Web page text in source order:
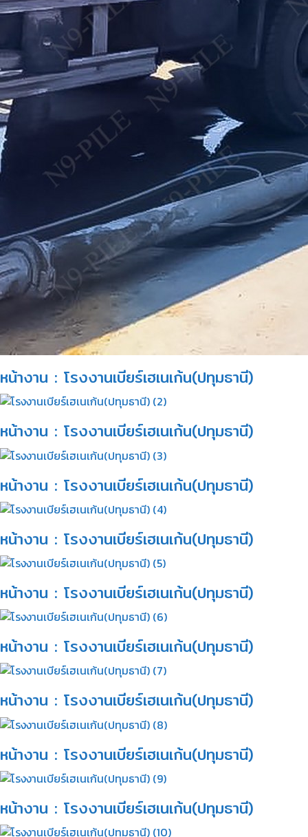
หน้างาน : โรงงานเบียร์เฮเนเก้น(ปทุมธานี)​
หน้างาน : โรงงานเบียร์เฮเนเก้น(ปทุมธานี)​
หน้างาน : โรงงานเบียร์เฮเนเก้น(ปทุมธานี)​
หน้างาน : โรงงานเบียร์เฮเนเก้น(ปทุมธานี)​
หน้างาน : โรงงานเบียร์เฮเนเก้น(ปทุมธานี)​
หน้างาน : โรงงานเบียร์เฮเนเก้น(ปทุมธานี)​
หน้างาน : โรงงานเบียร์เฮเนเก้น(ปทุมธานี)​
หน้างาน : โรงงานเบียร์เฮเนเก้น(ปทุมธานี)​
หน้างาน : โรงงานเบียร์เฮเนเก้น(ปทุมธานี)​